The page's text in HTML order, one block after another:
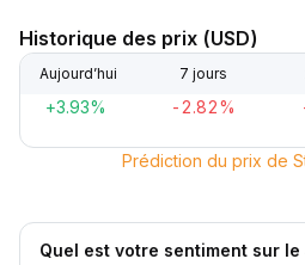
Historique des prix (USD)
Aujourd’hui 7 jours
+3.93% -2.82%
Prédiction du prix de
Quel est votre sentiment sur le